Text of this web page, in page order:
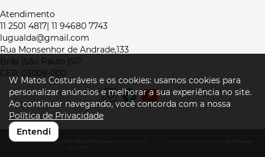
Atendimento
11 2501 4817| 11 94680 7743
lugualda@gmail.com
Rua Monsenhor de Andrade,133
Brás |São Paulo |SP
CEP: 03008-000
© W Matos Costuráveis 2026
W Matos Costuráveis e os cookies: usamos cookies para
personalizar anúncios e melhorar a sua experiência no site.
Ao continuar navegando, você concorda com a nossa
Política de Privacidade
Entendi